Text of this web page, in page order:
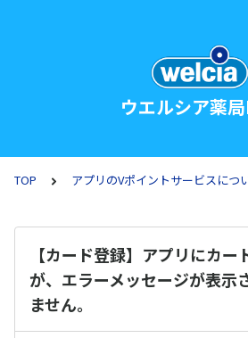
ウエルシア薬
TOP アプリのVポイントサービスにつ
【カード登録】アプリにカー
が、エラーメッセージが表示
ません。